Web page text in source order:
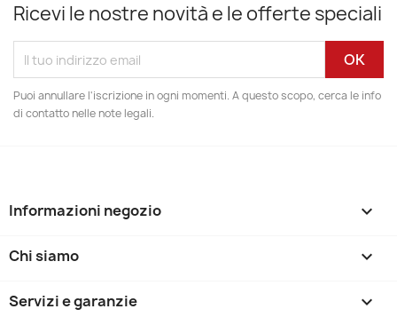
Ricevi le nostre novità e le offerte speciali
Puoi annullare l'iscrizione in ogni momenti. A questo scopo, cerca le info
di contatto nelle note legali.
Informazioni negozio keyboard_arrow_down
Chi siamo 
Servizi e garanzie 